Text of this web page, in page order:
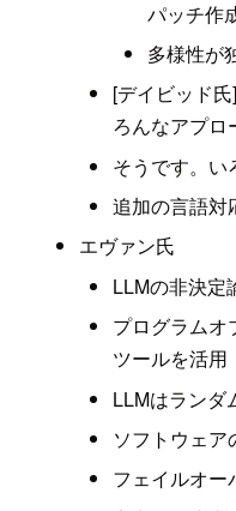
パッチ作
多様性が
[デイビッド
ろんなアプロ
そうです。い
追加の言語対
エヴァン氏
LLMの非決定
プログラムオ
ツールを活用
LLMはランダ
ソフトウェ
フェイルオー